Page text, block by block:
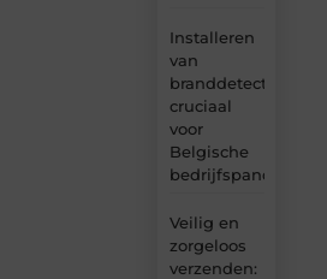
Installeren
van
branddetectie:
cruciaal
voor
Belgische
bedrijfspanden
Veilig en
zorgeloos
verzenden: